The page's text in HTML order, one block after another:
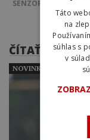
SENZOR
STRADE
ČÍTAŤ ĎALEJ
NOVINKY
Táto
na
súhlas s
v